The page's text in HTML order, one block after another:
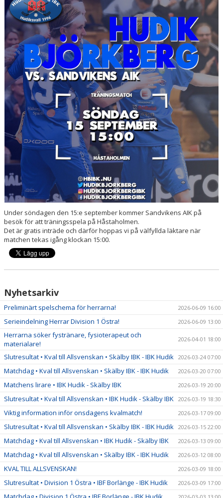
BILDER
DOKUMENT
KONTAKT
WEBBSÄNDNINGAR
Under söndagen den 15:e september kommer Sandvikens AIK på
besök för att träningsspela på Håstaholmen.
Det är gratis inträde och därför hoppas vi på välfyllda läktare när
matchen tekas igång klockan 15:00.
Nyhetsarkiv
Preliminärt spelschema för herrarna! 2026-06-09 16:00
Serieindelning Herrar Division 1 Östra! 2026-06-09 13:00
Herrarna söker fystränare, fysioterapeut och
materialare!
2026-04-01 18:00
Slutresultat • Kval till Allsvenskan • Skälby IBK - IBK Hudik 2026-03-24 07:00
Matchdag • Kval till Allsvenskan • Skälby IBK - IBK Hudik 2026-03-20 07:00
Matchens lirare • IBK Hudik - Skälby IBK 2026-03-19 20:00
Slutresultat • Kval till Allsvenskan • IBK Hudik - Skälby IBK 2026-03-19 18:30
Viktig information inför onsdagens kvalmatch! 2026-03-17 09:00
Slutresultat • Kval till Allsvenskan • Skälby IBK - IBK Hudik 2026-03-15 22:00
Matchdag • Kval till Allsvenskan • IBK Hudik - Skälby IBK 2026-03-13 09:00
Matchdag • Kval till Allsvenskan • Skälby IBK - IBK Hudik 2026-03-12 08:00
KVAL TILL ALLSVENSKAN! 2026-03-09 18:00
Slutresultat • Division 1 Östra • IBF Borlänge - IBK Hudik 2026-03-09 17:00